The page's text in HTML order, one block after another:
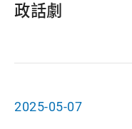
政話劇
2025-05-07